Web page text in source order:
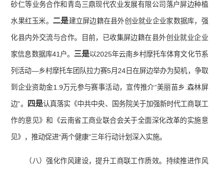
砂仁等业务合作和青岛三鼎现代农业发展有限公司落户屏边种植
水果红玉米。 二是建立屏边籍在县外创业就业企业家数据库，强
化县内外交流与合作。目前，已收集屏边籍在县外创业就业企业
家信息数据库41户。 三是以2025年云南乡村摩托车体育文化节系
列活动—乡村摩托车团队拉力赛5月24日在屏边举办为契机，争取
到企业资助金1.9万元参与赛事活动，宣传推介“美丽苗乡.森林屏
边”。 四是认真落实《中共中央、国务院关于加强新时代工商联工
作的意见》和《云南省工商业联合会关于全面深化改革的实施意
见》，推动促进“两个健康”三年行动计划深入实施。
（八）强化作风建设，提升工商联工作质效。持续推进作风